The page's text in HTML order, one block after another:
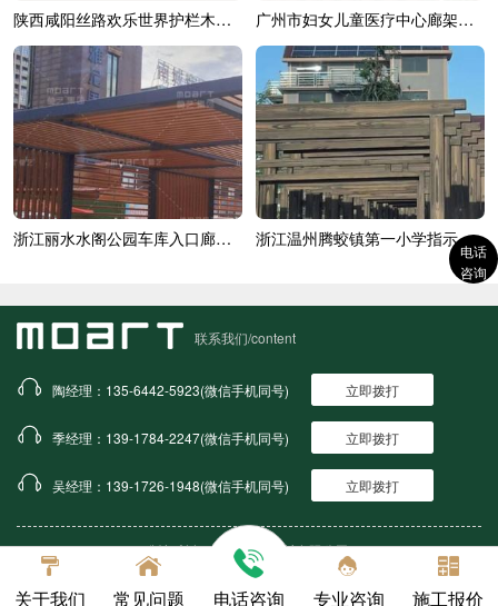
陕西咸阳丝路欢乐世界护栏木纹漆效果展示 广州市妇女儿童医疗中心廊架木纹漆效果展示
浙江丽水水阁公园车库入口廊架木纹漆 浙江温州腾蛟镇第一小学指示牌木纹漆施...
联系我们/content
陶经理：135-6442-5923(微信手机同号) 立即拨打
季经理：139-1784-2247(微信手机同号) 立即拨打
吴经理：139-1726-1948(微信手机同号) 立即拨打
版权所有：上海莫艺建材有限公司
备案号：沪ICP备16050690号
关于我们 常见问题 电话咨询 专业咨询 施工报价
电话
咨询